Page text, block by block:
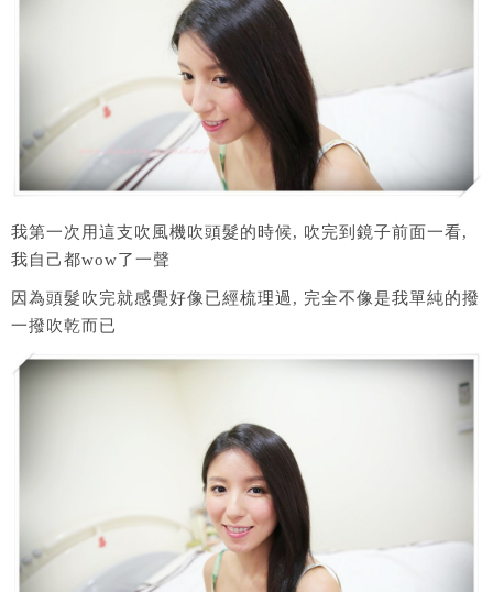
我第一次用這支吹風機吹頭髮的時候, 吹完到鏡子前面一看,
我自己都wow了一聲
因為頭髮吹完就感覺好像已經梳理過, 完全不像是我單純的撥
一撥吹乾而已